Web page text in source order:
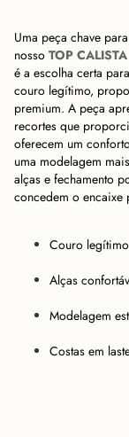
Uma peça chave
nosso TOP CALISTA
é a escolha certa
couro legítimo,
premium. A peça
recortes que
oferecem um
uma modelagem
alças e fechamento
concedem o
Couro legítimo
Alças
Modelagem
Costas em